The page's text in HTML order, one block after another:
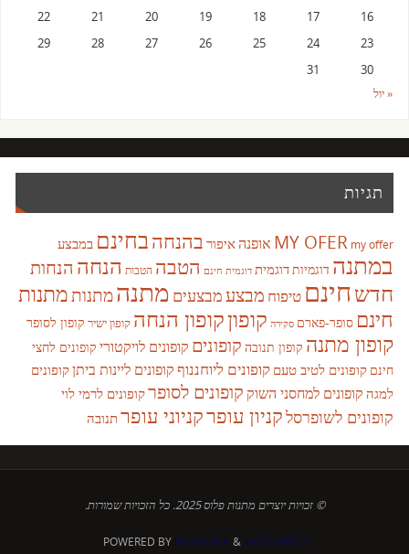
16
17
18
19
20
21
22
23
24
25
26
27
28
29
30
31
« יול
תגיות
MY OFER my offer אופנהאיפור בהנחהבחינם במבצע
במתנה דוגמיותדוגמית דוגמית חינם הטבה הטבות הנחה הנחות
חדשחינם טיפוח מבצעמבצעים מתנהמתנותמתנות
חינם סופר-פארם סקירה קופוןקופון הנחה קופון ישיר קופון לסופר
קופון מתנה קופון תנובה קופונים קופונים לויקטורי קופונים לחצי
חינם קופונים לטיב טעם קופונים ליוחננוףקופונים ליינות ביתןקופונים
למגה קופונים למחסני השוק קופונים לסופרקופונים לרמי לוי
קופונים לשופרסלקניון עופרקניוני עופרתנובה
© זכויות יוצרים מתנות פלוס 2025. כל הזכויות שמורות.
POWERED BY PARABOLA&WORDPRESS.